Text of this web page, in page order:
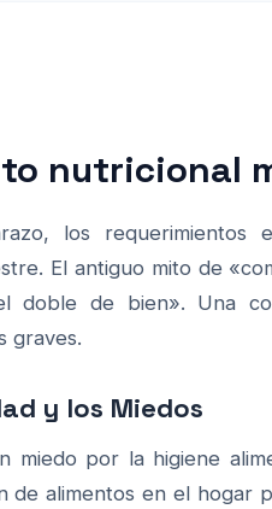
nutricional
los requerimientos
El antiguo mito de
doble de bien». Una
graves.
y los Miedos
miedo por la higiene
de alimentos en el hogar